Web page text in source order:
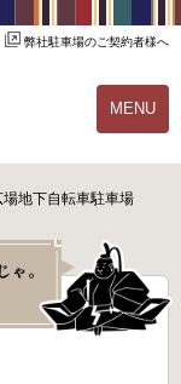
弊社駐車場のご契約者様へ
MENU
ご契約の流れ
場オーナー様へ
地下自転車駐車場